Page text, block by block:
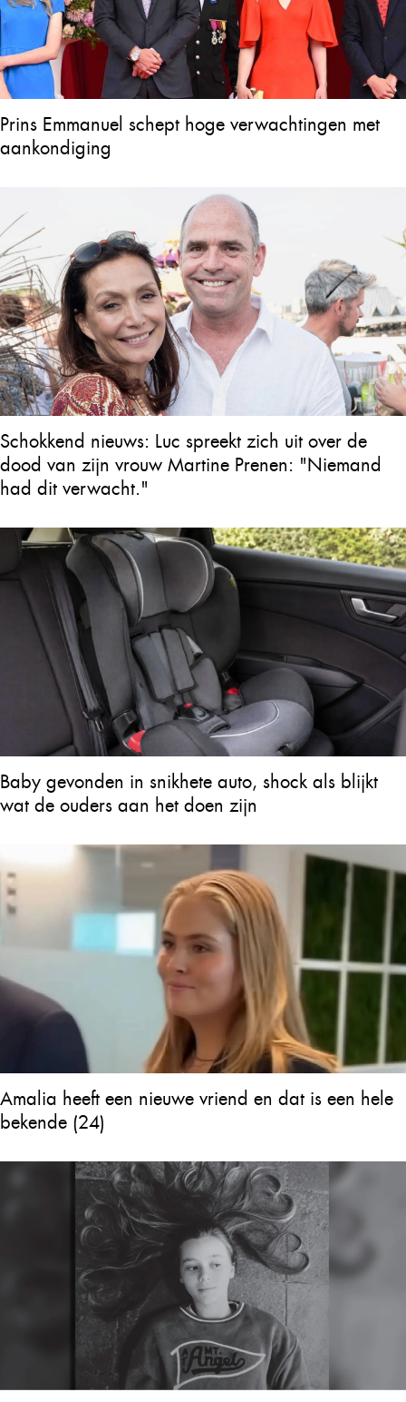
Prins Emmanuel schept hoge verwachtingen met
aankondiging
Schokkend nieuws: Luc spreekt zich uit over de
dood van zijn vrouw Martine Prenen: "Niemand
had dit verwacht."
Baby gevonden in snikhete auto, shock als blijkt
wat de ouders aan het doen zijn
Amalia heeft een nieuwe vriend en dat is een hele
bekende (24)